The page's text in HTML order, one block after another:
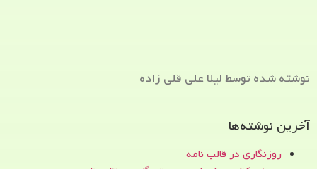
نوشته شده توسط لیلا علی قلی زاده
آخرین نوشته‌ها
روزنگاری در قالب نامه